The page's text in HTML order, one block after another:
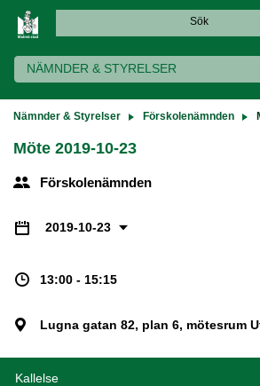
Sök
NÄMNDER & STYRELSER
Nämnder & Styrelser Förskolenämnden
Möte 2019-10-23
Förskolenämnden
2019-10-23
13:00 - 15:15
Lugna gatan 82, plan 6, mötesrum
Kallelse